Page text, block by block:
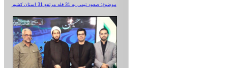
موضوع: صعود تیمی به 31 قله مرتفع 31 استان کشور